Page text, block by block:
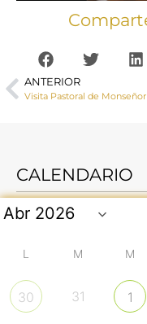
ANTERIOR
CALENDARIO
L M M
30 31 1